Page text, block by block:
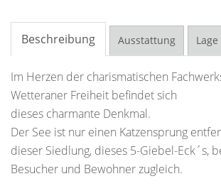
Beschreibung Ausstattung Lage
Im Herzen der charismatischen
Wetteraner Freiheit befindet sich
dieses charmante Denkmal.
Der See ist nur einen Katzensprung
dieser Siedlung, dieses 5-Giebel-Eck´s,
Besucher und Bewohner zugleich.